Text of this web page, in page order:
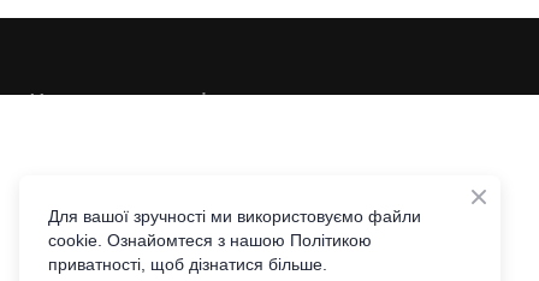
Каталог товарів
Дім & Кухня
Доставка та оплата
Повернення та обмін
Контакти
Для вашої зручності ми використовуємо файли
cookie. Ознайомтеся з нашою Політикою
приватності, щоб дізнатися більше.